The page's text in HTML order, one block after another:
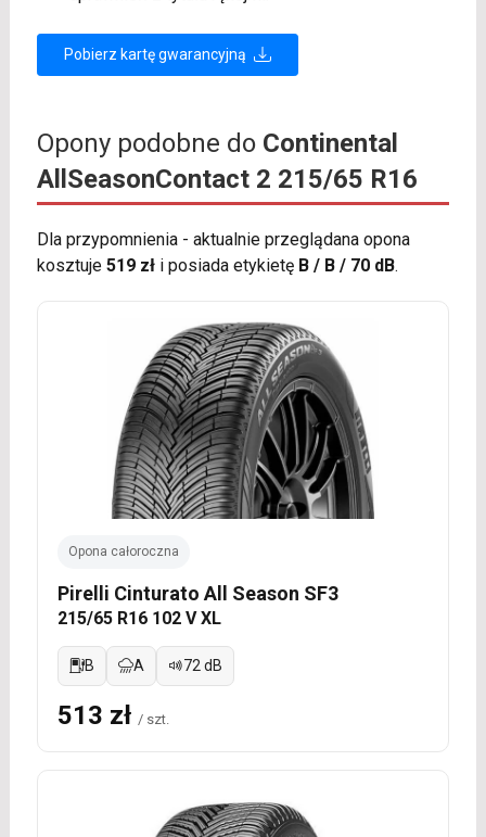
Pobierz kartę gwarancyjną
Opony podobne do Continental
AllSeasonContact 2 215/65 R16
Dla przypomnienia - aktualnie przeglądana opona
kosztuje 519 złi posiada etykietę B / B / 70 dB.
Opona całoroczna
Pirelli Cinturato All Season SF3
215/65 R16 102 V XL
B A 72 dB
513 zł / szt.